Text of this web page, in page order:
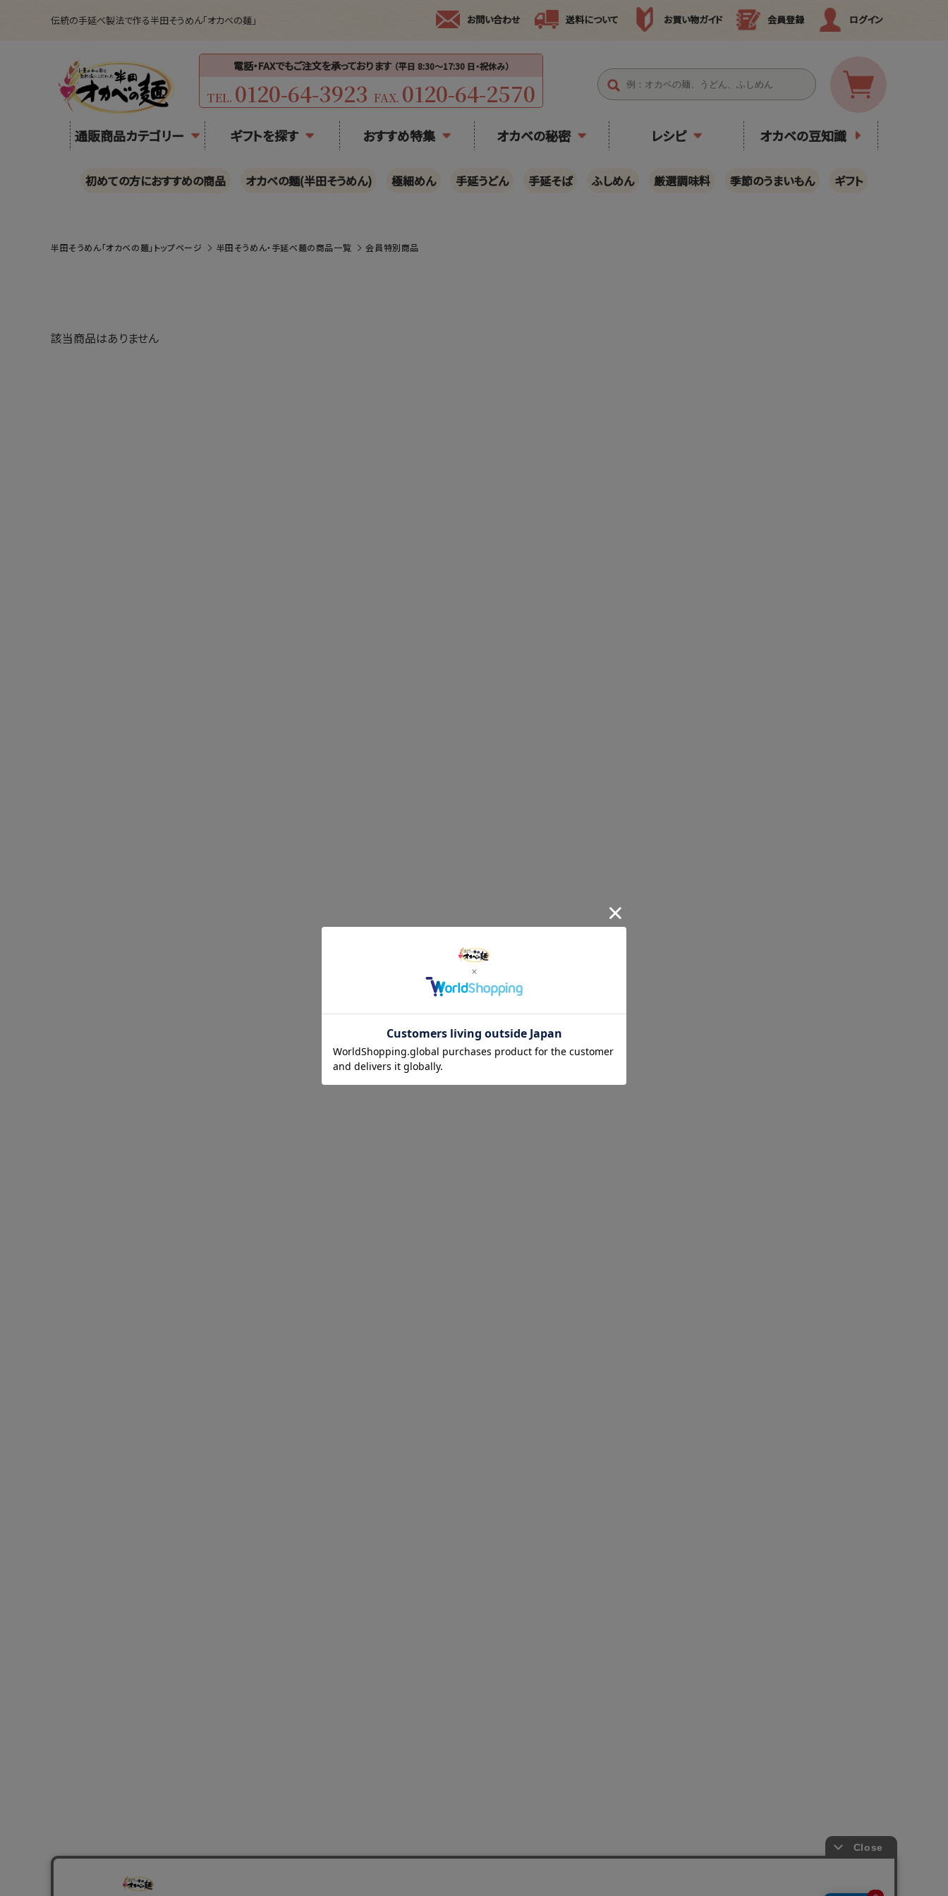
伝統の手延べ製法で作る半田そうめん「オカベの麺」 お問い合わせ 送料について お買い物ガイド 会員登録 ログイン
電話・FAXでもご注文を承っております （平日 8:30〜17:30 日・祝休み）
TEL. 0120-64-3923 FAX. 0120-64-2570
通販商品カテゴリー ギフトを探す おすすめ特集 オカベの秘密 レシピ オカベの豆知識
初めての方におすすめの商品 オカベの麺(半田そうめん) 極細めん 手延うどん 手延そば ふしめん 厳選調味料 季節のうまいもん ギフト
半田そうめん「オカベの麺」トップページ 半田そうめん・手延べ麺の商品一覧 会員特別商品
該当商品はありません